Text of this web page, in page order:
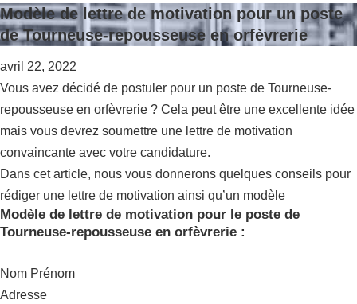
Modèle de lettre de motivation pour un poste
de Tourneuse-repousseuse en orfèvrerie
avril 22, 2022
Vous avez décidé de postuler pour un poste de Tourneuse-
repousseuse en orfèvrerie ? Cela peut être une excellente idée
mais vous devrez soumettre une lettre de motivation
convaincante avec votre candidature.
Dans cet article, nous vous donnerons quelques conseils pour
rédiger une lettre de motivation ainsi qu’un modèle
Modèle de lettre de motivation pour le poste de
Tourneuse-repousseuse en orfèvrerie :
Nom Prénom
Adresse